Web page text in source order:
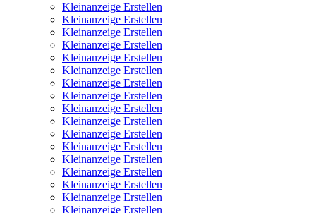
Kleinanzeige Erstellen
Kleinanzeige Erstellen
Kleinanzeige Erstellen
Kleinanzeige Erstellen
Kleinanzeige Erstellen
Kleinanzeige Erstellen
Kleinanzeige Erstellen
Kleinanzeige Erstellen
Kleinanzeige Erstellen
Kleinanzeige Erstellen
Kleinanzeige Erstellen
Kleinanzeige Erstellen
Kleinanzeige Erstellen
Kleinanzeige Erstellen
Kleinanzeige Erstellen
Kleinanzeige Erstellen
Kleinanzeige Erstellen